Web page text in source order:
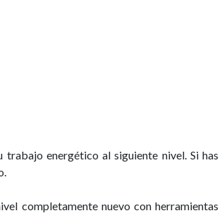
energético al siguiente nivel. Si has
completamente nuevo con herramientas